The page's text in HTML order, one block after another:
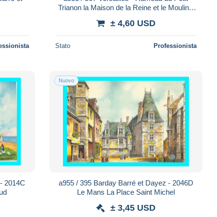
Trianon la Maison de la Reine et le Moulin -
± 4,60 USD
Stato Professionista
2014C
Nuovo
a955 / 395 Barday Barré et Dayez - 2046D
Le Mans La Place Saint Michel
± 3,45 USD